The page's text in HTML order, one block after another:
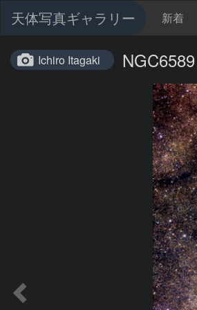
天体写真ギャラリー 新着
Ichiro Itagaki